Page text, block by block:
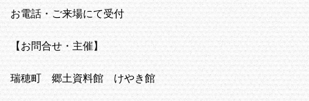
お電話・ご来場にて受付
【お問合せ・主催】
瑞穂町 郷土資料館 けやき館